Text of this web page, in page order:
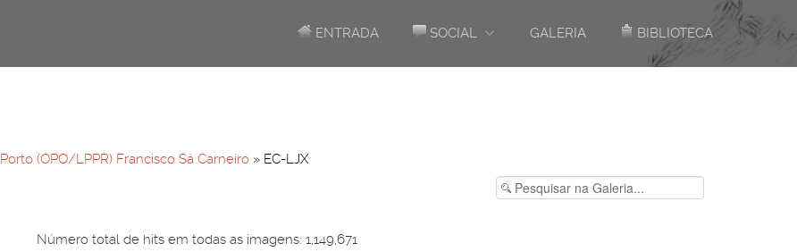
ENTRADA SOCIAL GALERIA BIBLIOTECA
Porto (OPO/LPPR) Francisco Sá Carneiro » EC-LJX
Número total de hits em todas as imagens: 1,149,671